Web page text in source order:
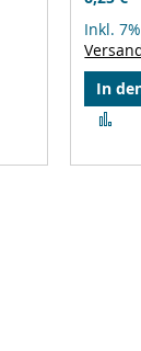
Inkl.
In